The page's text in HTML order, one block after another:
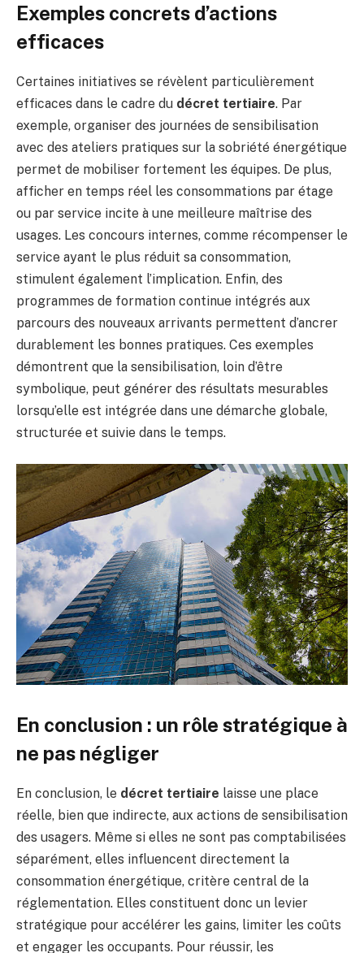
Exemples concrets d’actions
efficaces
Certaines initiatives se révèlent particulièrement
efficaces dans le cadre du décret tertiaire. Par
exemple, organiser des journées de sensibilisation
avec des ateliers pratiques sur la sobriété énergétique
permet de mobiliser fortement les équipes. De plus,
afficher en temps réel les consommations par étage
ou par service incite à une meilleure maîtrise des
usages. Les concours internes, comme récompenser le
service ayant le plus réduit sa consommation,
stimulent également l’implication. Enfin, des
programmes de formation continue intégrés aux
parcours des nouveaux arrivants permettent d’ancrer
durablement les bonnes pratiques. Ces exemples
démontrent que la sensibilisation, loin d’être
symbolique, peut générer des résultats mesurables
lorsqu’elle est intégrée dans une démarche globale,
structurée et suivie dans le temps.
En conclusion : un rôle stratégique à
ne pas négliger
En conclusion, le décret tertiaire laisse une place
réelle, bien que indirecte, aux actions de sensibilisation
des usagers. Même si elles ne sont pas comptabilisées
séparément, elles influencent directement la
consommation énergétique, critère central de la
réglementation. Elles constituent donc un levier
stratégique pour accélérer les gains, limiter les coûts
et engager les occupants. Pour réussir, les